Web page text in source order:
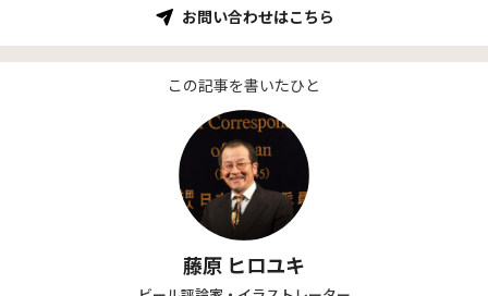
お問い合わせはこちら
この記事を書いたひと
藤原 ヒロユキ